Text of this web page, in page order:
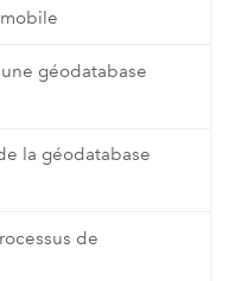
géodatabase
la géodatabase
de